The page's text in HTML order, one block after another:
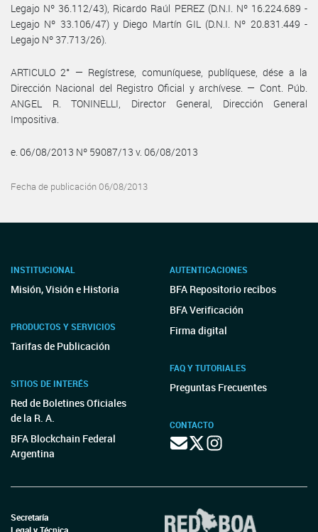
Legajo Nº 36.112/43), Ricardo Raúl PEREZ (D.N.I. Nº 16.224.689 -
Legajo Nº 33.106/47) y Diego Martín GIL (D.N.I. Nº 20.831.449 -
Legajo Nº 37.713/26).
ARTICULO 2° — Regístrese, comuníquese, publíquese, dése a la
Dirección Nacional del Registro Oficial y archívese. — Cont. Púb.
ANGEL R. TONINELLI, Director General, Dirección General
Impositiva.
e. 06/08/2013 Nº 59087/13 v. 06/08/2013
Fecha de publicación 06/08/2013
INSTITUCIONAL
Misión, Visión e Historia
PRODUCTOS Y SERVICIOS
Tarifas de Publicación
SITIOS DE INTERÉS
Red de Boletines Oficiales
de la R. A.
BFA Blockchain Federal
Argentina
AUTENTICACIONES
BFA Repositorio recibos
BFA Verificación
Firma digital
FAQ Y TUTORIALES
Preguntas Frecuentes
CONTACTO
Secretaría